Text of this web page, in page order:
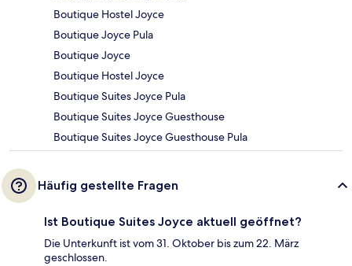
Boutique Hostel Joyce
Boutique Joyce Pula
Boutique Joyce
Boutique Hostel Joyce
Boutique Suites Joyce Pula
Boutique Suites Joyce Guesthouse
Boutique Suites Joyce Guesthouse Pula
Häufig gestellte Fragen
Ist Boutique Suites Joyce aktuell geöffnet?
Die Unterkunft ist vom 31. Oktober bis zum 22. März
geschlossen.